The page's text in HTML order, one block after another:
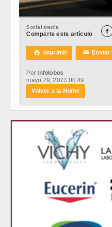
Social media
Comparte este artículo 
 Imprimir ✉Enviar
PorInfolobos
mayo 29, 2023 00:49
Volver a la Home